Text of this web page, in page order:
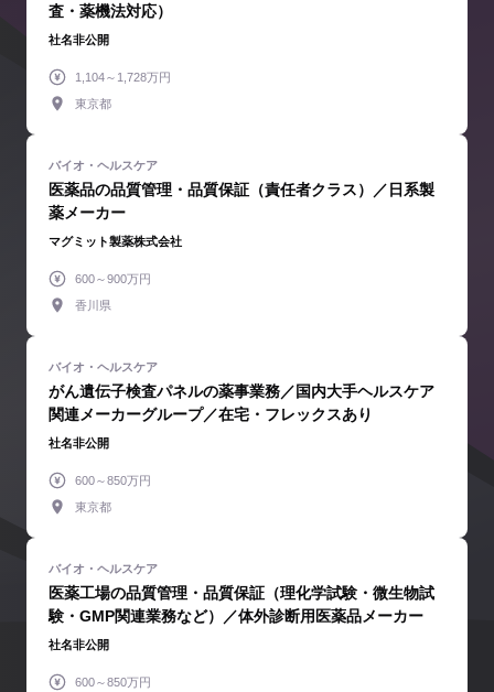
査・薬機法対応）
社名非公開
1,104～1,728万円
東京都
医薬品の品質管理・品質保証（責任者クラス）／日系製
薬メーカー
マグミット製薬株式会社
600～900万円
香川県
がん遺伝子検査パネルの薬事業務／国内大手ヘルスケア
関連メーカーグループ／在宅・フレックスあり
社名非公開
600～850万円
東京都
医薬工場の品質管理・品質保証（理化学試験・微生物試
験・GMP関連業務など）／体外診断用医薬品メーカー
社名非公開
600～850万円